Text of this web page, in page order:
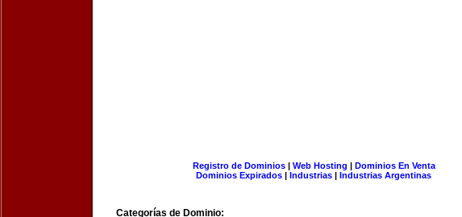
Registro de Dominios| Web Hosting | Dominios En Venta
Dominios Expirados | Industrias | Industrias Argentinas
Categorías de Dominio: